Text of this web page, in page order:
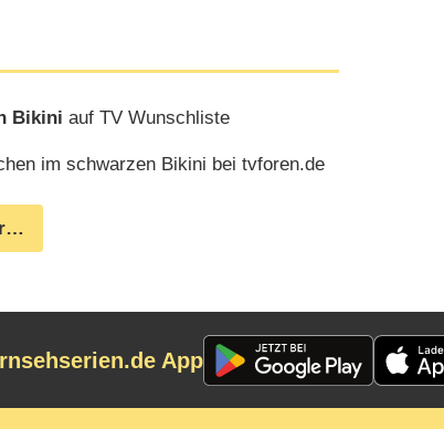
Bikini auf TV Wunschliste
im schwarzen Bikini bei tvforen.de
App